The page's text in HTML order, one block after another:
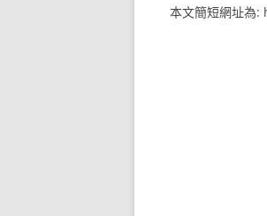
本文簡短網址